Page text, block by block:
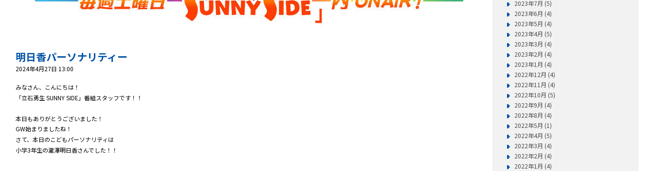
明日香パーソナリティー
2024年4月27日 13:00
みなさん、こんにちは！
「立石勇生 SUNNY SIDE」番組スタッフです！！
本日もありがとうございました！
GW始まりましたね！
さて、本日のこどもパーソナリティは
小学3年生の瀧澤明日香さんでした！！
2023年7月 (5)
2023年6月 (4)
2023年5月 (4)
2023年4月 (5)
2023年3月 (4)
2023年2月 (4)
2023年1月 (4)
2022年12月 (4)
2022年11月 (4)
2022年10月 (5)
2022年9月 (4)
2022年8月 (4)
2022年5月 (1)
2022年4月 (5)
2022年3月 (4)
2022年2月 (4)
2022年1月 (4)